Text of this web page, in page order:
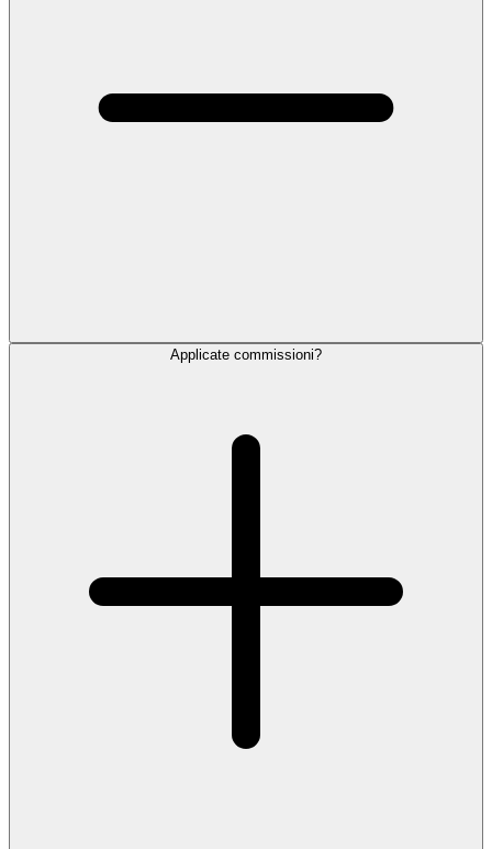
Applicate commissioni?